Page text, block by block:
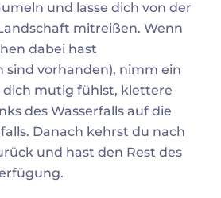
und lasse dich von der
mitreißen. Wenn
dabei hast
sind vorhanden), nimm ein
dich mutig fühlst, klettere
des Wasserfalls auf die
Danach kehrst du nach
und hast den Rest des